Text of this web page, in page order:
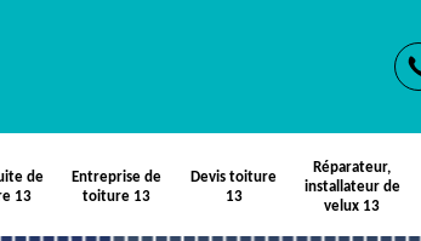
de
13
Entreprise de
toiture 13
Devis toiture
13
Réparateur,
installateur de
velux 13